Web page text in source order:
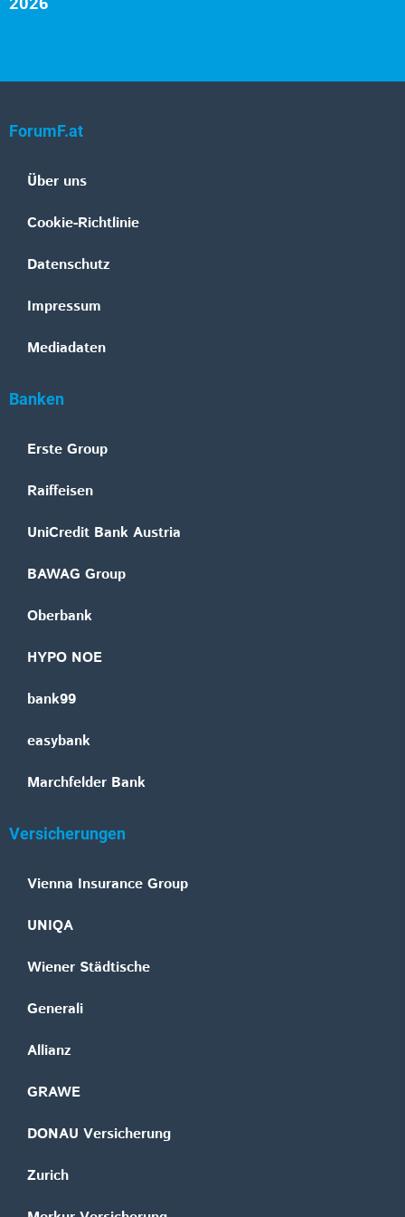
2026
ForumF.at
Über uns
Cookie-Richtlinie
Datenschutz
Impressum
Mediadaten
Banken
Erste Group
Raiffeisen
UniCredit Bank Austria
BAWAG Group
Oberbank
HYPO NOE
bank99
easybank
Marchfelder Bank
Versicherungen
Vienna Insurance Group
UNIQA
Wiener Städtische
Generali
Allianz
GRAWE
DONAU Versicherung
Zurich